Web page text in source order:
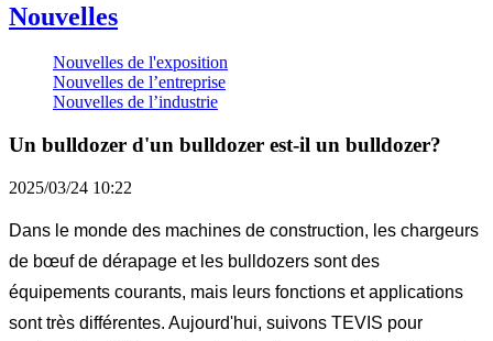
Nouvelles
Nouvelles de l'exposition
Nouvelles de l’entreprise
Nouvelles de l’industrie
Un bulldozer d'un bulldozer est-il un bulldozer?
2025/03/24 10:22
Dans le monde des machines de construction, les chargeurs
de bœuf de dérapage et les bulldozers sont des
équipements courants, mais leurs fonctions et applications
sont très différentes. Aujourd'hui, suivons TEVIS pour